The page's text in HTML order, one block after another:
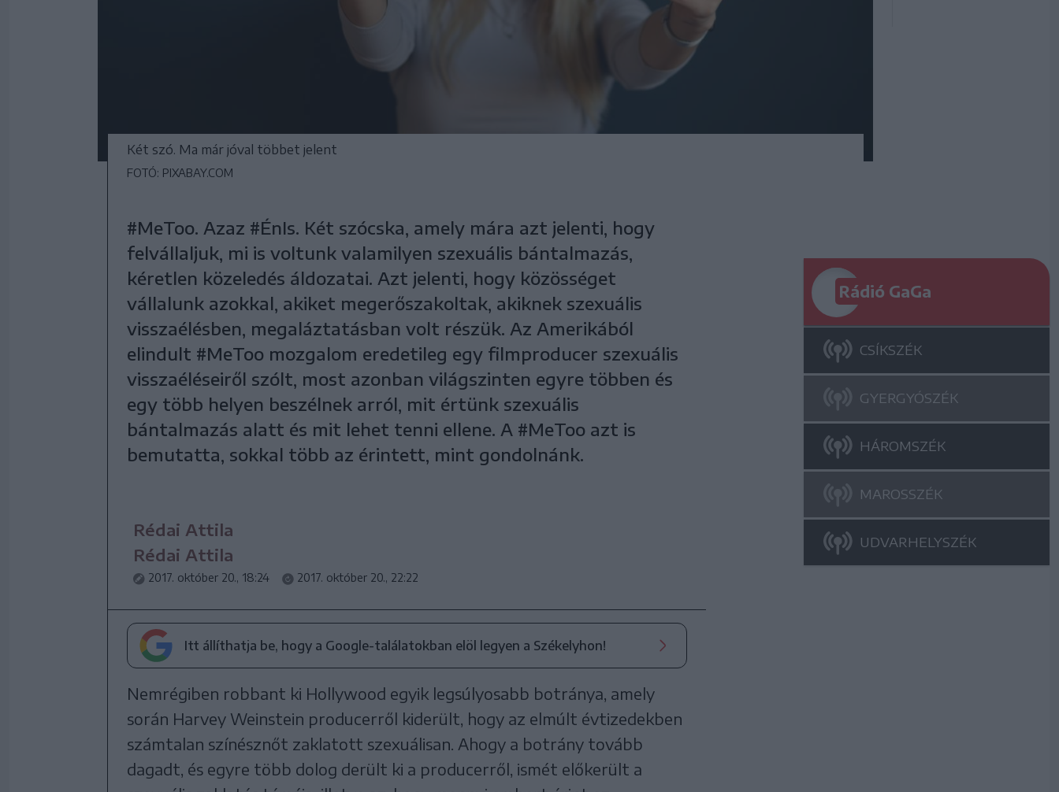
Két szó. Ma már jóval többet jelent
FOTÓ: PIXABAY.COM
#MeToo. Azaz #ÉnIs. Két szócska, amely mára azt jelenti, hogy
felvállaljuk, mi is voltunk valamilyen szexuális bántalmazás,
kéretlen közeledés áldozatai. Azt jelenti, hogy közösséget
vállalunk azokkal, akiket megerőszakoltak, akiknek szexuális
visszaélésben, megaláztatásban volt részük. Az Amerikából
elindult #MeToo mozgalom eredetileg egy filmproducer szexuális
visszaéléseiről szólt, most azonban világszinten egyre többen és
egy több helyen beszélnek arról, mit értünk szexuális
bántalmazás alatt és mit lehet tenni ellene. A #MeToo azt is
bemutatta, sokkal több az érintett, mint gondolnánk.
Rédai Attila
Rédai Attila
2017. október 20., 18:24 2017. október 20., 22:22
Itt állíthatja be, hogy a Google-találatokban elöl legyen a Székelyhon!
Nemrégiben robbant ki Hollywood egyik legsúlyosabb botránya, amely
során Harvey Weinstein producerről kiderült, hogy az elmúlt évtizedekben
számtalan színésznőt zaklatott szexuálisan. Ahogy a botrány tovább
dagadt, és egyre több dolog derült ki a producerről, ismét előkerült a
Rádió GaGa
CSÍKSZÉK
GYERGYÓSZÉK
HÁROMSZÉK
MAROSSZÉK
UDVARHELYSZÉK